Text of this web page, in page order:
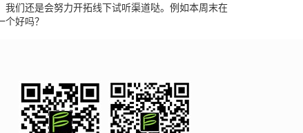
们还是会努力开拓线下试听渠道哒。例如本周末在
好吗？